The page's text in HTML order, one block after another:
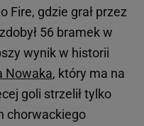
Fire, gdzie grał przez
zdobył 56 bramek w
wynik w historii
Nowaka, który ma na
goli strzelił tylko
chorwackiego